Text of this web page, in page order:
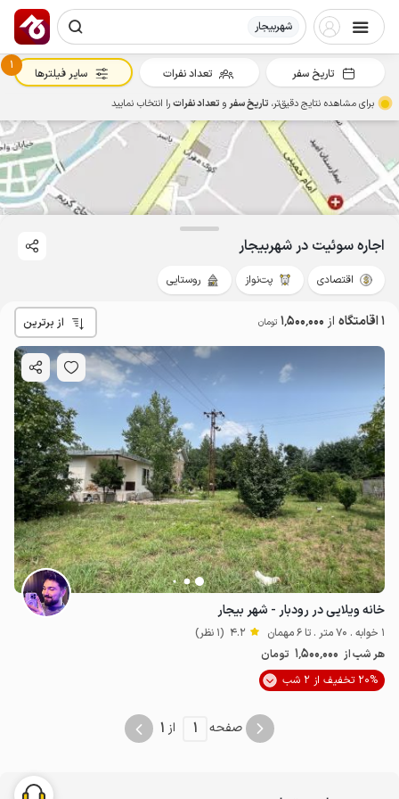
شهربیجار
4.2
اجاره سوئیت در شهربیجار
اقتصادی پت‌نواز روستایی
1 اقامتگاه از 1٬500٬000 تومان از برترین
خانه ویلایی در رودبار - شهر بیجار
1 خوابه . 70 متر . تا 6 مهمان 4.2 (1 نظر)
هر شب از 1٬500٬000 تومان
20% تخفیف از 2 شب
صفحه 1 از 1
تاریخ سفر تعداد نفرات
1
سایر فیلترها
برای مشاهده نتایج دقیق‌تر، تاریخ سفرو تعداد نفراترا انتخاب نمایید